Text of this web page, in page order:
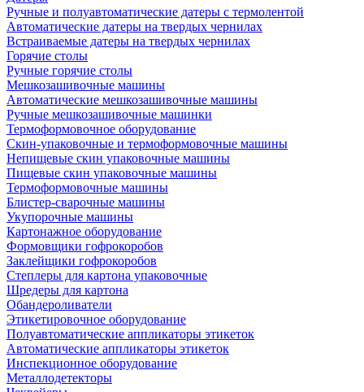
Ручные и полуавтоматические датеры с термолентой
Автоматические датеры на твердых чернилах
Встраиваемые датеры на твердых чернилах
Горячие столы
Ручные горячие столы
Мешкозашивочные машины
Автоматические мешкозашивочные машины
Ручные мешкозашивочные машинки
Термоформовочное оборудование
Скин-упаковочные и термоформовочные машины
Непищевые скин упаковочные машины
Пищевые скин упаковочные машины
Термоформовочные машины
Блистер-сварочные машины
Укупорочные машины
Картонажное оборудование
Формовщики гофрокоробов
Заклейщики гофрокоробов
Степлеры для картона упаковочные
Шредеры для картона
Обандероливатели
Этикетировочное оборудование
Полуавтоматические аппликаторы этикеток
Автоматические аппликаторы этикеток
Инспекционное оборудование
Металлодетекторы